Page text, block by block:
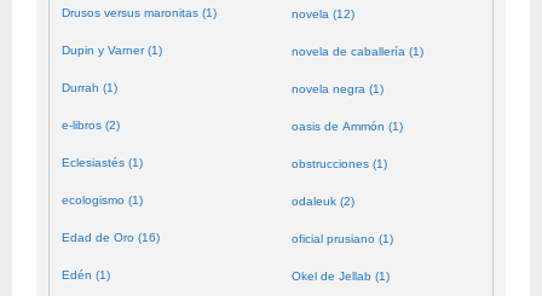
Drusos versus maronitas (1)
Dupin y Varner (1)
Durrah (1)
e-libros (2)
Eclesiastés (1)
ecologismo (1)
Edad de Oro (16)
Edén (1)
novela (12)
novela de caballería (1)
novela negra (1)
oasis de Ammón (1)
obstrucciones (1)
odaleuk (2)
oficial prusiano (1)
Okel de Jellab (1)